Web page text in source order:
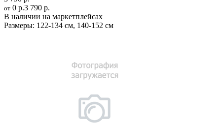
от 0 р.3 790 р.
В наличии на маркетплейсах
Размеры: 122-134 см, 140-152 см